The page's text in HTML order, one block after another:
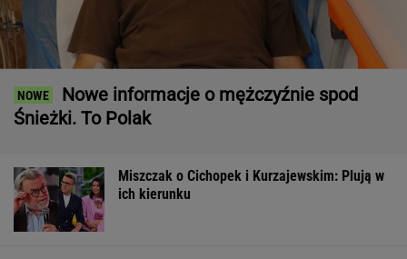
Nowe informacje o mężczyźnie spod
Śnieżki. To Polak
Miszczak o Cichopek i Kurzajewskim: Plują w
ich kierunku